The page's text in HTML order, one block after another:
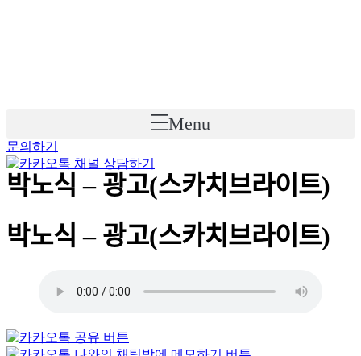
Menu
문의하기
박노식 – 광고(스카치브라이트)
박노식 – 광고(스카치브라이트)